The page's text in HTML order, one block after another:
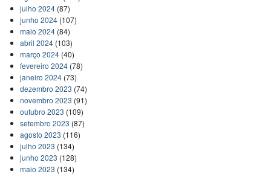
julho 2024(87)
junho 2024(107)
maio 2024(84)
abril 2024(103)
março 2024(40)
fevereiro 2024(78)
janeiro 2024(73)
dezembro 2023 (74)
novembro 2023 (91)
outubro 2023 (109)
setembro 2023 (87)
agosto 2023 (116)
julho 2023 (134)
junho 2023 (128)
maio 2023 (134)